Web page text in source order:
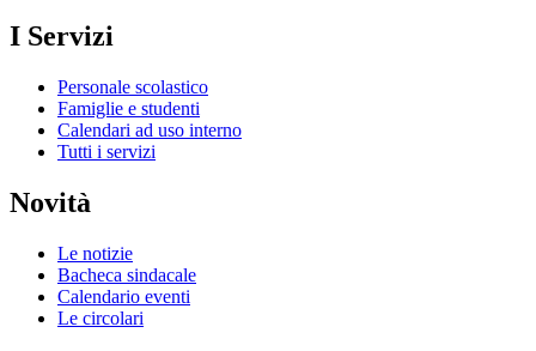
I Servizi
Personale scolastico
Famiglie e studenti
Calendari ad uso interno
Tutti i servizi
Novità
Le notizie
Bacheca sindacale
Calendario eventi
Le circolari